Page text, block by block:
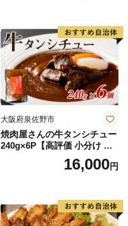
ー ギフト お取り寄せ 日高市
大阪府泉佐野市
焼肉屋さんの牛タンシチュー
240g×6P【高評価 小分け 惣
菜 牛たん 一人暮らし 冷凍】
16,000円